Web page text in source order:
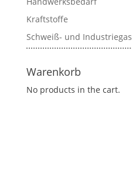
Kraftstoffe
Schweiß- und Industriegas
Warenkorb
No products in the cart.